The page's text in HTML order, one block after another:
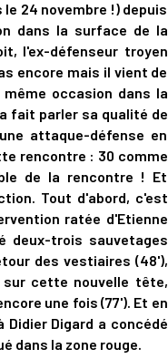
le 24 novembre !) depuis
dans la surface de la
l'ex-défenseur troyen
encore mais il vient de
occasion dans la
fait parler sa qualité de
attaque-défense en
rencontre : 30 comme
de la rencontre ! Et
Tout d'abord, c'est
ratée d'Etienne
deux-trois sauvetages
des vestiaires (48'),
sur cette nouvelle tête,
une fois (77'). Et en
Digard a concédé
dans la zone rouge.